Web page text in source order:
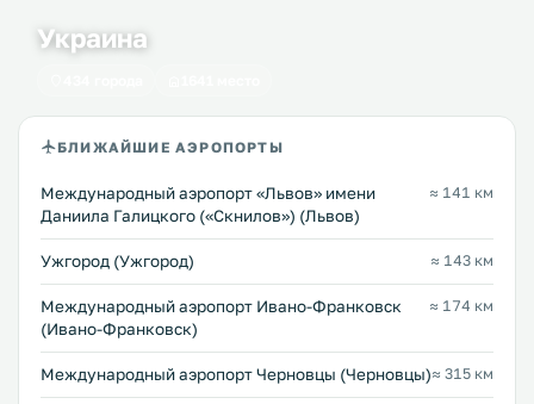
Украина
БЛИЖАЙШИЕ АЭРОПОРТЫ
Междунарoдный аэропорт «Львов» имени
Даниила Галицкого («Скнилов») (Львов)
≈ 141 км
Ужгород (Ужгород) ≈ 143 км
Международный аэропорт Ивано-Франковск
(Ивано-Франковск)
≈ 174 км
Международный аэропорт Черновцы (Черновцы)≈ 315 км